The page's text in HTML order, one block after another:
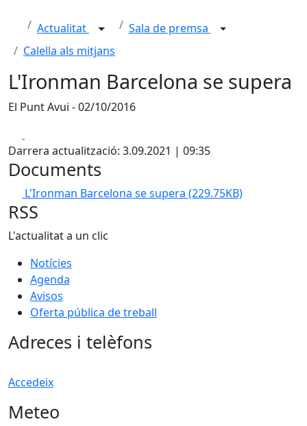
Actualitat
Sala de premsa
Calella als mitjans
L'Ironman Barcelona se supera
El Punt Avui - 02/10/2016
Darrera actualització: 3.09.2021 | 09:35
Documents
L'Ironman Barcelona se supera (229.75KB)
RSS
L'actualitat a un clic
Notícies
Agenda
Avisos
Oferta pública de treball
Adreces i telèfons
Accedeix
Meteo